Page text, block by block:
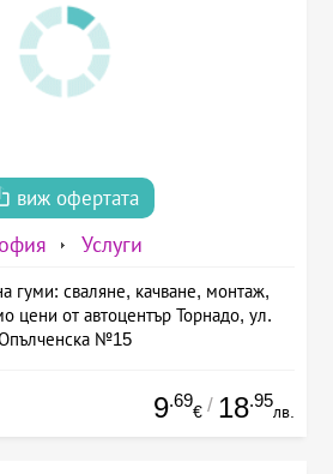
виж офертата
Услуги
гуми: сваляне, качване, монтаж,
цени от автоцентър Торнадо, ул.
№15
9.69
€ / 18.95
лв.